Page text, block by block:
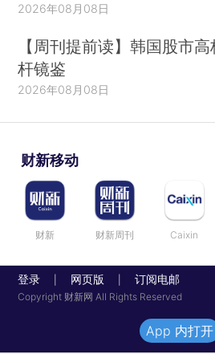
2026年08月08日
【周刊提前读】韩国股市高
杆镜鉴
2026年08月08日
财新移动
财新 财新周刊 Caixin
登录 网页版 订阅电邮
Copyright 财新网 All Rights Reserved
App 内打开